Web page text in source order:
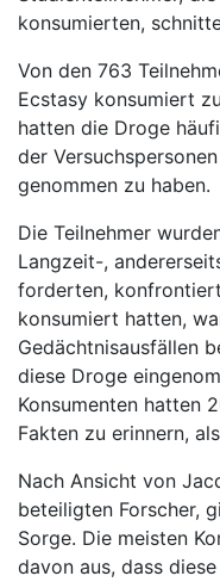
konsumierten,
Von den 763
Ecstasy konsumiert
hatten die Droge
der
genommen zu haben.
Die Teilnehmer
Langzeit-,
forderten,
konsumiert hatten,
Gedächtnisausfällen
diese Droge
Konsumenten hatten
Fakten zu erinnern,
Nach Ansicht von
beteiligten Forscher,
Sorge. Die meisten
davon aus, dass